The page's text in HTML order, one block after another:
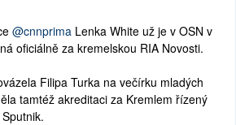
@cnnprima Lenka White už je v OSN v
oficiálně za kremelskou RIA Novosti.
Filipa Turka na večírku mladých
tamtéž akreditaci za Kremlem řízený